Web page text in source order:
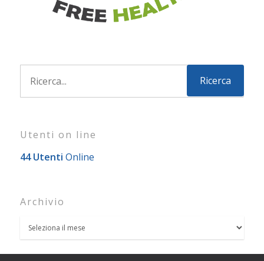
Utenti on line
44 Utenti Online
Archivio